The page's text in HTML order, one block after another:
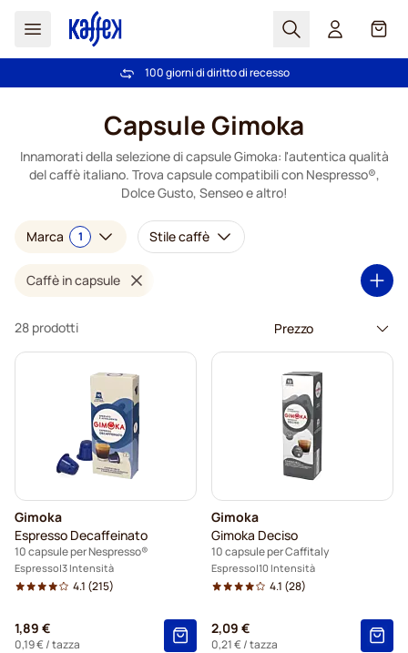
Search
Spedizione Gratuita oltre 49 €
100 giorni di diritto di recesso
Capsule Gimoka
Innamorati della selezione di capsule Gimoka: l'autentica qualità
del caffè italiano. Trova capsule compatibili con Nespresso®,
Dolce Gusto, Senseo e altro!
Marca 1 Stile caffè
Caffè in capsule
28 prodotti
Gimoka
Espresso Decaffeinato
10 capsule per Nespresso®
Espresso 3 Intensità
4.1 (215)
1,89 €
0,19 €/ tazza
Gimoka
Gimoka Deciso
10 capsule per Caffitaly
Espresso 10 Intensità
4.1 (28)
2,09 €
0,21 €/ tazza